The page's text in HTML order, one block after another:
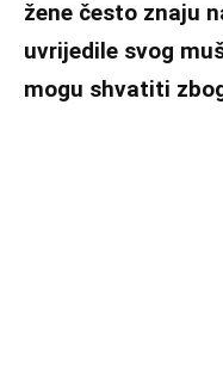
žene često znaju
uvrijedile svog
mogu shvatiti